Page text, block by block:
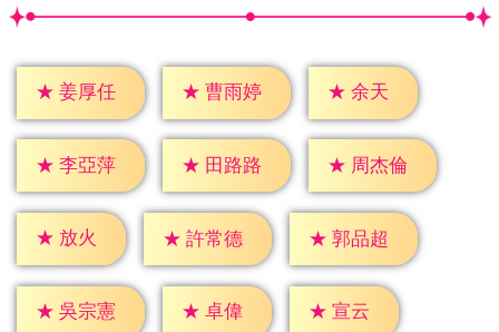
★ 姜厚任 ★ 曹雨婷 ★ 余天
★ 李亞萍 ★ 田路路 ★ 周杰倫
★ 放火 ★ 許常德 ★ 郭品超
★ 吳宗憲 ★ 卓偉 ★ 宣云